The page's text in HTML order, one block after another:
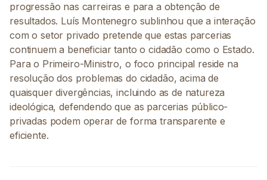
progressão nas carreiras e para a obtenção de
resultados. Luís Montenegro sublinhou que a interação
com o setor privado pretende que estas parcerias
continuem a beneficiar tanto o cidadão como o Estado.
Para o Primeiro-Ministro, o foco principal reside na
resolução dos problemas do cidadão, acima de
quaisquer divergências, incluindo as de natureza
ideológica, defendendo que as parcerias público-
privadas podem operar de forma transparente e
eficiente.